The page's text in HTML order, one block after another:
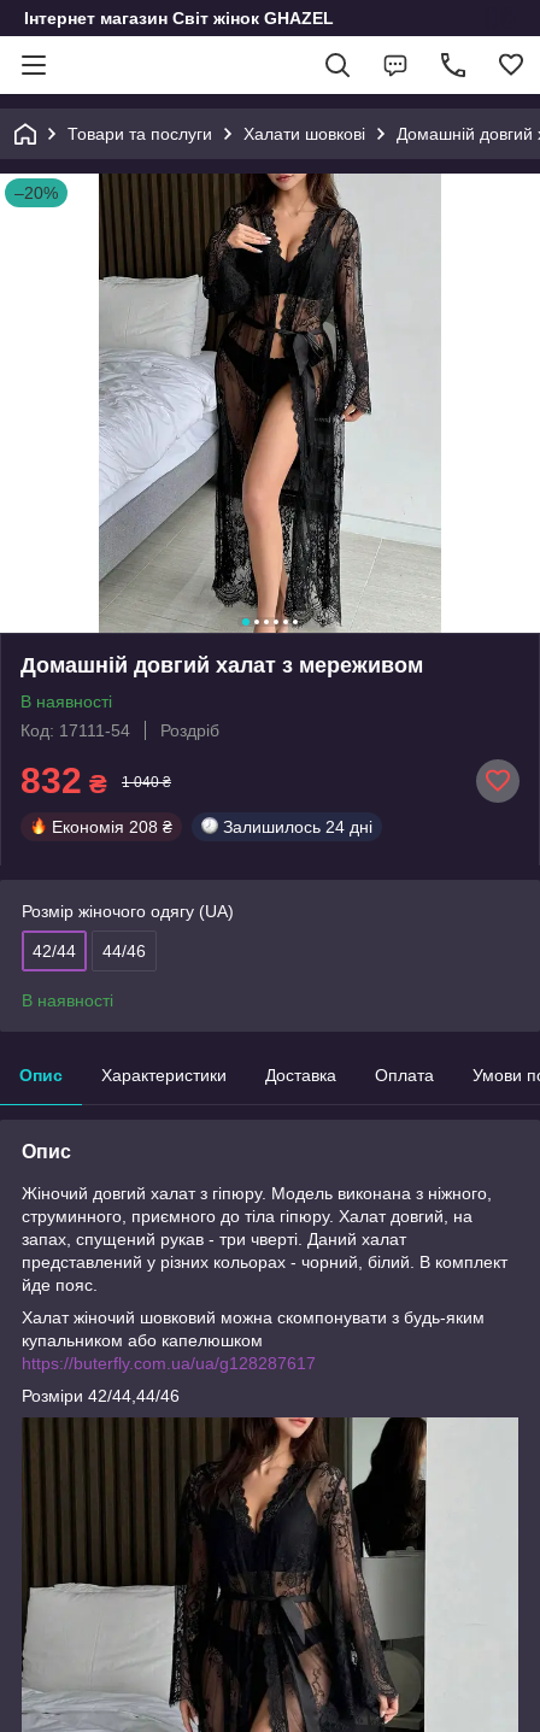
Інтернет магазин Світ жінок GHAZEL
Товари та послуги Халати шовкові Домашній
–20%
Домашній довгий халат з мереживом
В наявності
Код: 17111-54
Роздріб
832 ₴ 1 040 ₴
Економія 208 ₴ Залишилось 24 дні
Розмір жіночого одягу (UA)
42/44 44/46
В наявності
Опис Характеристики Доставка Оплата Умови
Опис
Жіночий довгий халат з гіпюру. Модель виконана з ніжного,
струминного, приємного до тіла гіпюру. Халат довгий, на
запах, спущений рукав - три чверті. Даний халат
представлений у різних кольорах - чорний, білий. В комплект
йде пояс.
Халат жіночий шовковий можна скомпонувати з будь-яким
купальником або капелюшком
https://buterfly.com.ua/ua/g128287617
Розміри 42/44,44/46